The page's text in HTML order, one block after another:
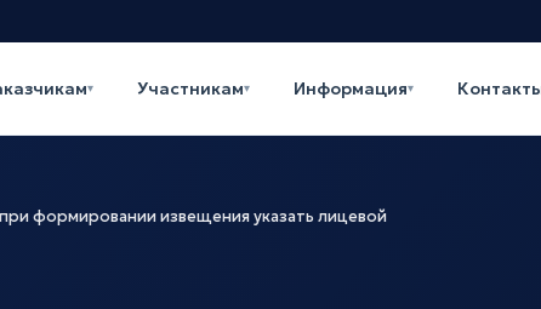
▾ Участникам▾ Информация▾
при формировании извещения указать лицевой